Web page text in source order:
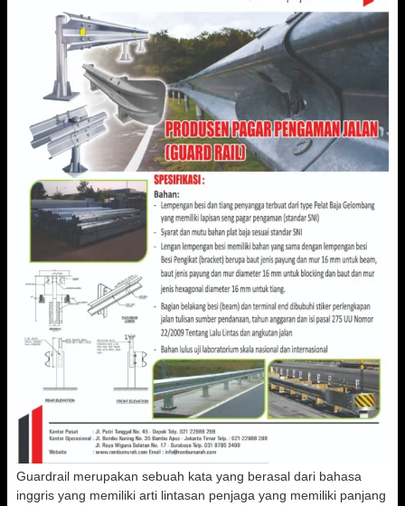
Guardrail merupakan sebuah kata yang berasal dari bahasa
inggris yang memiliki arti lintasan penjaga yang memiliki panjang